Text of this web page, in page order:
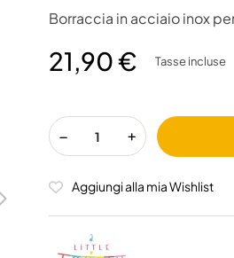
Borraccia in acciaio inox
21,90 € Tasse incluse
Aggiungi alla mia Wishlist